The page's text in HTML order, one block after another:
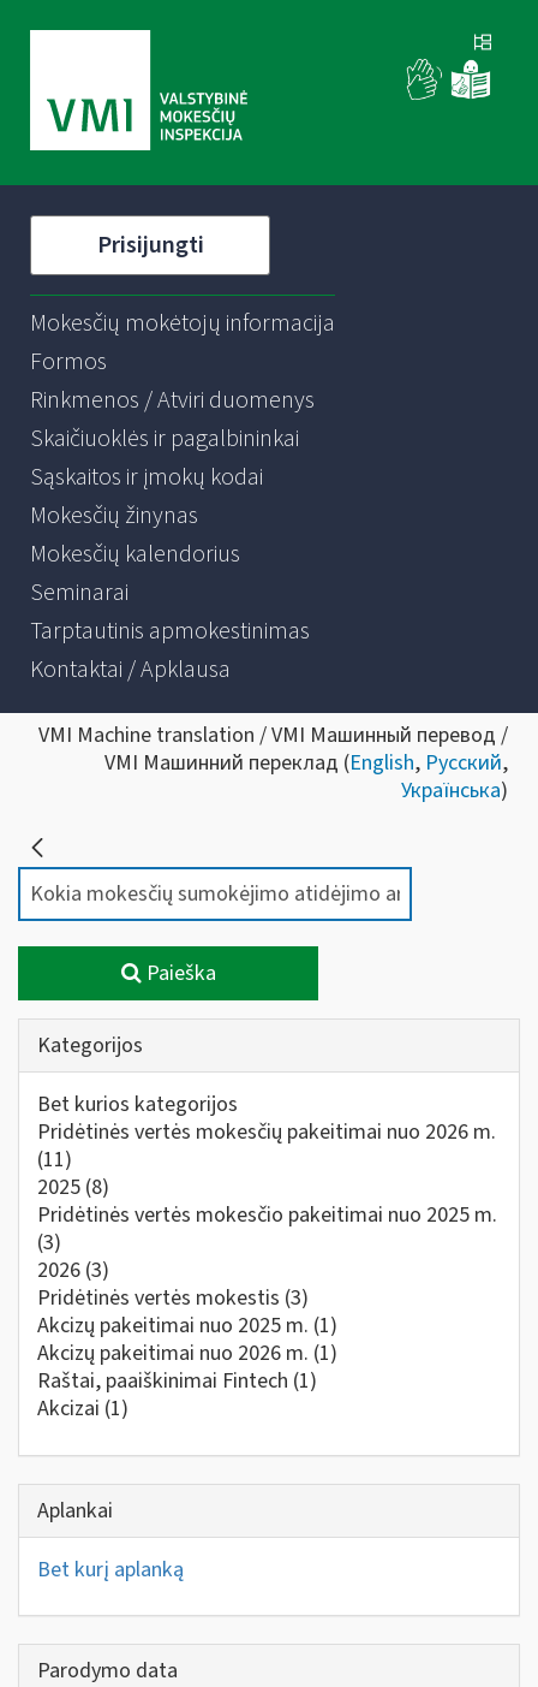
Prisijungti
Mokesčių mokėtojų informacija
Formos
Rinkmenos / Atviri duomenys
Skaičiuoklės ir pagalbininkai
Sąskaitos ir įmokų kodai
Mokesčių žinynas
Mokesčių kalendorius
Seminarai
Tarptautinis apmokestinimas
Kontaktai / Apklausa
VMI Machine translation / VMI Машинный перевод /
VMI Машинний переклад (English, Русский,
Українська)
Paieška
Kategorijos
Bet kurios kategorijos
Pridėtinės vertės mokesčių pakeitimai nuo 2026 m.
(11)
2025 (8)
Pridėtinės vertės mokesčio pakeitimai nuo 2025 m.
(3)
2026 (3)
Pridėtinės vertės mokestis (3)
Akcizų pakeitimai nuo 2025 m. (1)
Akcizų pakeitimai nuo 2026 m. (1)
Raštai, paaiškinimai Fintech (1)
Akcizai (1)
Aplankai
Bet kurį aplanką
Parodymo data